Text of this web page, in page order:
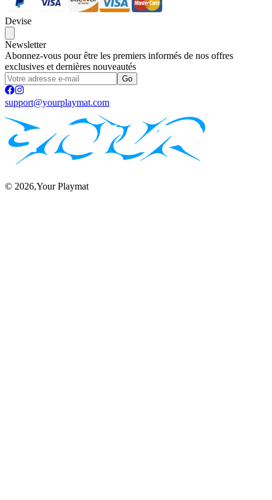
Devise
Newsletter
Abonnez-vous pour être les premiers informés de nos offres
exclusives et dernières nouveautés
Go
support@yourplaymat.com
© 2026,Your Playmat